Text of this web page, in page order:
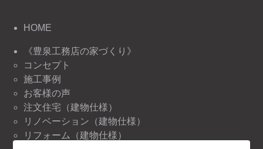
HOME
《豊泉工務店の家づくり》
コンセプト
施工事例
お客様の声
注文住宅（建物仕様）
リノベーション（建物仕様）
リフォーム（建物仕様）